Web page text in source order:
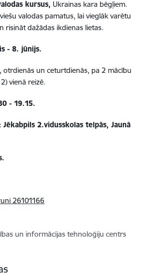
kursus, Ukrainas kara bēgļiem.
valodas pamatus, lai vieglāk varētu
risināt dažādas ikdienas lietas.
- 8. jūnijs.
otrdienās un ceturtdienās, pa 2 mācību
vienā reizē.
- 19.15.
Jēkabpils 2.vidusskolas telpās, Jaunā
26101166
un informācijas tehnoloģiju centrs